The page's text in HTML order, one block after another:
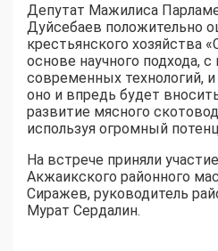
Депутат Мажилиса
Дуйсебаев положительно
крестьянского хозяйства
основе научного подхода,
современных технологий,
оно и впредь будет
развитие мясного
используя огромный
На встрече приняли
Акжаикского районного
Сиражев, руководитель
Мурат Сердалин.